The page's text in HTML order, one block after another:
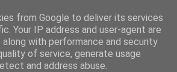
serial
hédoniste
from Google to deliver its services
Your IP address and user-agent are
along with performance and security
of service, generate usage
and address abuse.